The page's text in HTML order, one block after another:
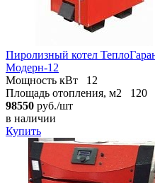
Пиролизный котел
Модерн-12
Мощность кВт
12
Площадь отопления, м2
120
98550 руб./шт
в наличии
Купить